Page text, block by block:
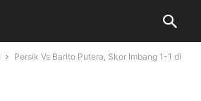
Persik Vs Barito Putera, Skor Imbang 1-1 di